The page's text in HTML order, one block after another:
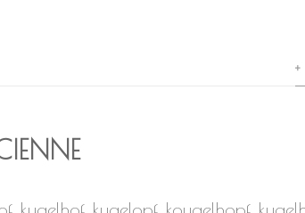
+
kugelhof, kugelopf, kougelhopf,